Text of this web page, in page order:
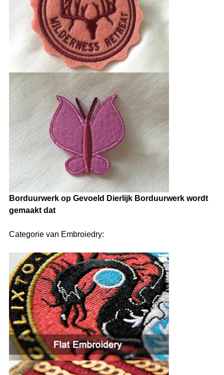
Borduurwerk op Gevoeld Dierlijk Borduurwerk wordt
gemaakt dat
Categorie van Embroiedry: